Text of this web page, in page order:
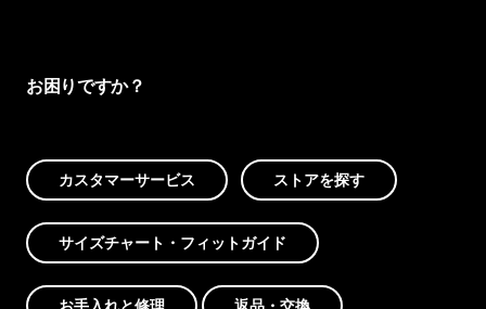
お困りですか？
カスタマーサービス ストアを探す
サイズチャート・フィットガイド